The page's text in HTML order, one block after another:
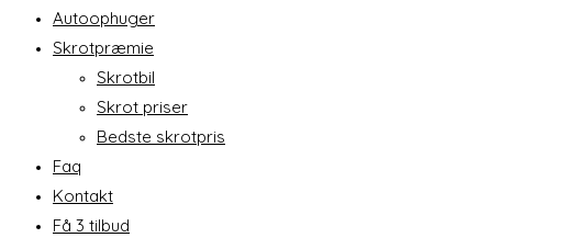
Autoophuger
Skrotpræmie
Skrotbil
Skrot priser
Bedste skrotpris
Faq
Kontakt
Få 3 tilbud